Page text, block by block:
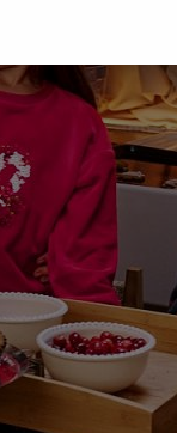
i przechowywanie
twoimi
do
dane osobowe
skanowanie
nich.